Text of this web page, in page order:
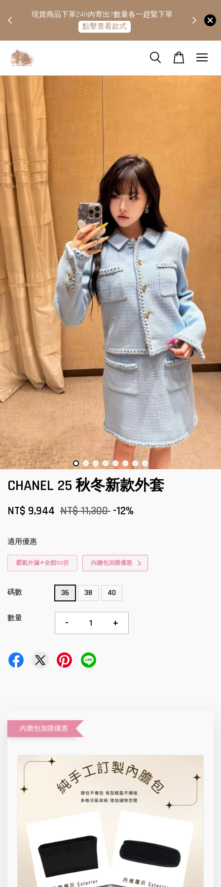
現貨商品下單24H內寄出?數量各一趕緊下單
點擊查看款式
CHANEL 25 秋冬新款外套
NT$ 9,944 NT$ 11,300 -12%
適用優惠
霸氣外漏✦全館88折 內膽包加購優惠
碼數 36 38 40
數量 - +
內膽包加購優惠